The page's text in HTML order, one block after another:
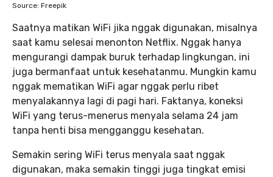
Source: Freepik
Saatnya matikan WiFi jika nggak digunakan, misalnya
saat kamu selesai menonton Netflix. Nggak hanya
mengurangi dampak buruk terhadap lingkungan, ini
juga bermanfaat untuk kesehatanmu. Mungkin kamu
nggak mematikan WiFi agar nggak perlu ribet
menyalakannya lagi di pagi hari. Faktanya, koneksi
WiFi yang terus-menerus menyala selama 24 jam
tanpa henti bisa mengganggu kesehatan.
Semakin sering WiFi terus menyala saat nggak
digunakan, maka semakin tinggi juga tingkat emisi